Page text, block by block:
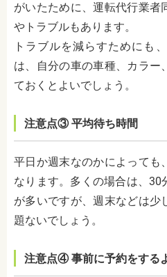
がいたために、運転代行業者
やトラブルもあります。
トラブルを減らすためにも
は、自分の車の車種、カラー
ておくとよいでしょう。
注意点③平均待ち時間
平日か週末なのかによっても
なります。多くの場合は、 30
が多いですが、週末などは少
題ないでしょう。
注意点④事前に予約をする